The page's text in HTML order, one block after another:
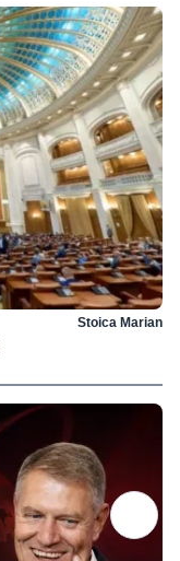
Stoica Marian